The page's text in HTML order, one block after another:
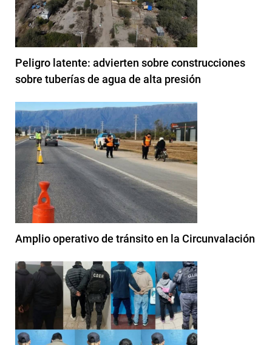
Peligro latente: advierten sobre construcciones
sobre tuberías de agua de alta presión
Amplio operativo de tránsito en la Circunvalación